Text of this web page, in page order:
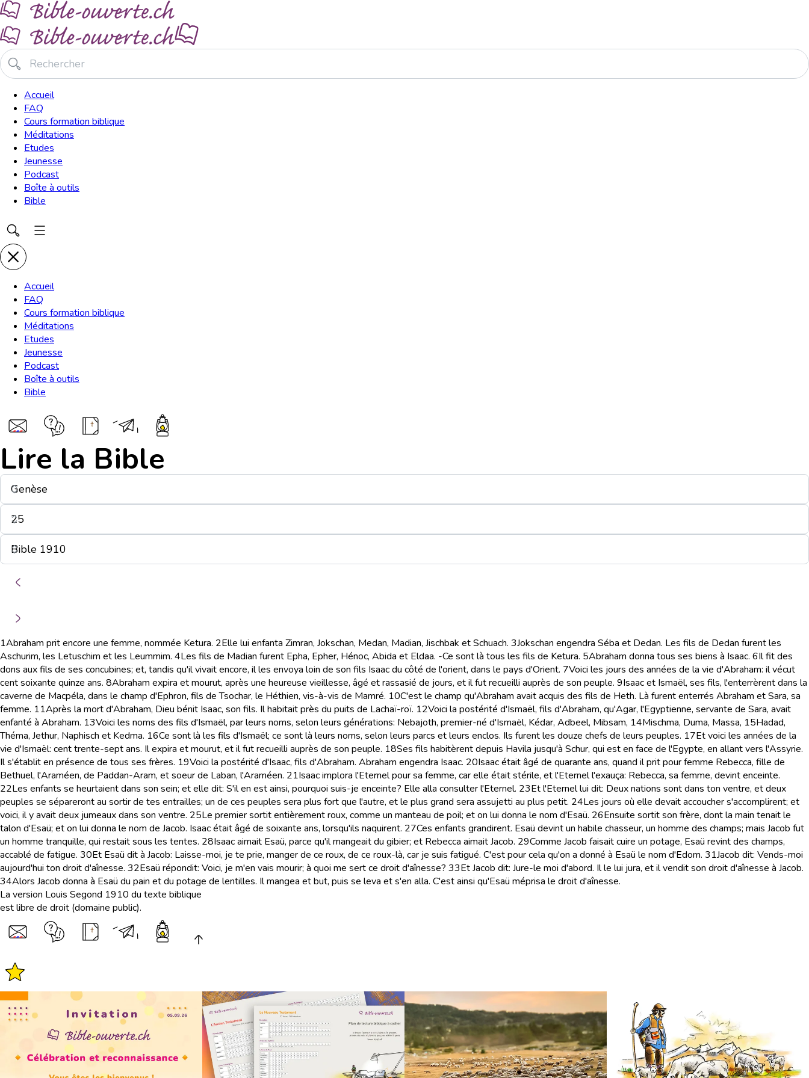
Accueil
FAQ
Cours formation biblique
Méditations
Etudes
Jeunesse
Podcast
Boîte à outils
Bible
Accueil
FAQ
Cours formation biblique
Méditations
Etudes
Jeunesse
Podcast
Boîte à outils
Bible
Lire la Bible
1Abraham prit encore une femme, nommée Ketura. 2Elle lui enfanta Zimran, Jokschan, Medan, Madian, Jischbak et Schuach. 3Jokschan engendra Séba et Dedan. Les fils de Dedan furent les
Aschurim, les Letuschim et les Leummim. 4Les fils de Madian furent Epha, Epher, Hénoc, Abida et Eldaa. -Ce sont là tous les fils de Ketura. 5Abraham donna tous ses biens à Isaac. 6Il fit des
dons aux fils de ses concubines; et, tandis qu'il vivait encore, il les envoya loin de son fils Isaac du côté de l'orient, dans le pays d'Orient. 7Voici les jours des années de la vie d'Abraham: il vécut
cent soixante quinze ans. 8Abraham expira et mourut, après une heureuse vieillesse, âgé et rassasié de jours, et il fut recueilli auprès de son peuple. 9Isaac et Ismaël, ses fils, l'enterrèrent dans la
caverne de Macpéla, dans le champ d'Ephron, fils de Tsochar, le Héthien, vis-à-vis de Mamré. 10C'est le champ qu'Abraham avait acquis des fils de Heth. Là furent enterrés Abraham et Sara, sa
femme. 11Après la mort d'Abraham, Dieu bénit Isaac, son fils. Il habitait près du puits de Lachaï-roï. 12Voici la postérité d'Ismaël, fils d'Abraham, qu'Agar, l'Egyptienne, servante de Sara, avait
enfanté à Abraham. 13Voici les noms des fils d'Ismaël, par leurs noms, selon leurs générations: Nebajoth, premier-né d'Ismaël, Kédar, Adbeel, Mibsam, 14Mischma, Duma, Massa, 15Hadad,
Théma, Jethur, Naphisch et Kedma. 16Ce sont là les fils d'Ismaël; ce sont là leurs noms, selon leurs parcs et leurs enclos. Ils furent les douze chefs de leurs peuples. 17Et voici les années de la
vie d'Ismaël: cent trente-sept ans. Il expira et mourut, et il fut recueilli auprès de son peuple. 18Ses fils habitèrent depuis Havila jusqu'à Schur, qui est en face de l'Egypte, en allant vers l'Assyrie.
Il s'établit en présence de tous ses frères. 19Voici la postérité d'Isaac, fils d'Abraham. Abraham engendra Isaac. 20Isaac était âgé de quarante ans, quand il prit pour femme Rebecca, fille de
Bethuel, l'Araméen, de Paddan-Aram, et soeur de Laban, l'Araméen. 21Isaac implora l'Eternel pour sa femme, car elle était stérile, et l'Eternel l'exauça: Rebecca, sa femme, devint enceinte.
22Les enfants se heurtaient dans son sein; et elle dit: S'il en est ainsi, pourquoi suis-je enceinte? Elle alla consulter l'Eternel. 23Et l'Eternel lui dit: Deux nations sont dans ton ventre, et deux
peuples se sépareront au sortir de tes entrailles; un de ces peuples sera plus fort que l'autre, et le plus grand sera assujetti au plus petit. 24Les jours où elle devait accoucher s'accomplirent; et
voici, il y avait deux jumeaux dans son ventre. 25Le premier sortit entièrement roux, comme un manteau de poil; et on lui donna le nom d'Esaü. 26Ensuite sortit son frère, dont la main tenait le
talon d'Esaü; et on lui donna le nom de Jacob. Isaac était âgé de soixante ans, lorsqu'ils naquirent. 27Ces enfants grandirent. Esaü devint un habile chasseur, un homme des champs; mais Jacob fut
un homme tranquille, qui restait sous les tentes. 28Isaac aimait Esaü, parce qu'il mangeait du gibier; et Rebecca aimait Jacob. 29Comme Jacob faisait cuire un potage, Esaü revint des champs,
accablé de fatigue. 30Et Esaü dit à Jacob: Laisse-moi, je te prie, manger de ce roux, de ce roux-là, car je suis fatigué. C'est pour cela qu'on a donné à Esaü le nom d'Edom. 31Jacob dit: Vends-moi
aujourd'hui ton droit d'aînesse. 32Esaü répondit: Voici, je m'en vais mourir; à quoi me sert ce droit d'aînesse? 33Et Jacob dit: Jure-le moi d'abord. Il le lui jura, et il vendit son droit d'aînesse à Jacob.
34Alors Jacob donna à Esaü du pain et du potage de lentilles. Il mangea et but, puis se leva et s'en alla. C'est ainsi qu'Esaü méprisa le droit d'aînesse.
La version Louis Segond 1910 du texte biblique
est libre de droit (domaine public).